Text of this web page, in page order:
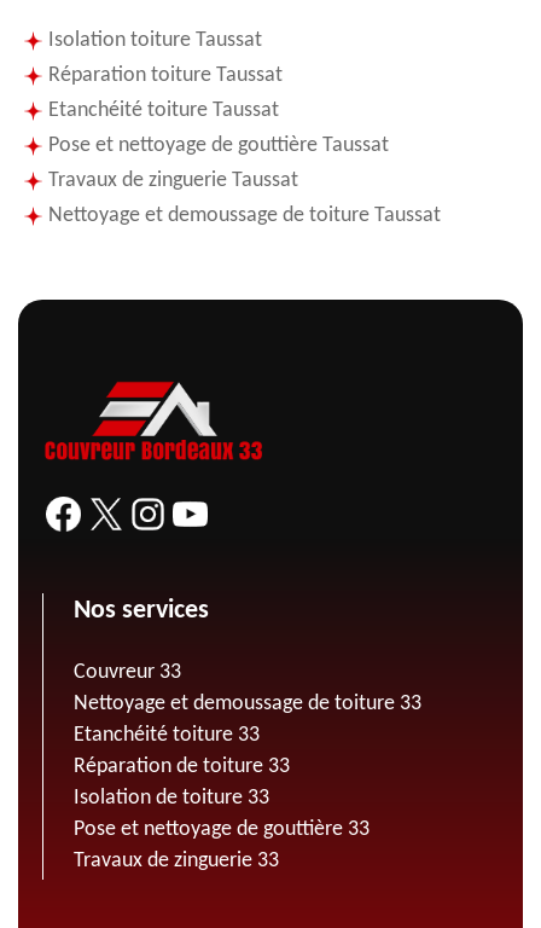
Isolation toiture Taussat
Réparation toiture Taussat
Etanchéité toiture Taussat
Pose et nettoyage de gouttière Taussat
Travaux de zinguerie Taussat
Nettoyage et demoussage de toiture Taussat
Nos services
Couvreur 33
Nettoyage et demoussage de toiture 33
Etanchéité toiture 33
Réparation de toiture 33
Isolation de toiture 33
Pose et nettoyage de gouttière 33
Travaux de zinguerie 33